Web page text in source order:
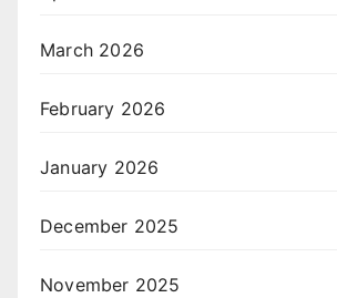
March 2026
February 2026
January 2026
December 2025
November 2025